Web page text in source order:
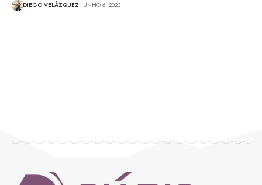
DIEGO VELÁZQUEZ JUNHO 6, 2023